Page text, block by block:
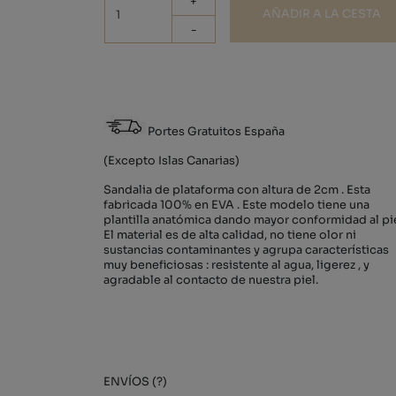
-
AÑADIR A LA CESTA
Portes Gratuitos España
(Excepto Islas Canarias)
Sandalia de plataforma con altura de 2cm . Esta
fabricada 100% en EVA . Este modelo tiene una
plantilla anatómica dando mayor conformidad al
El material es de alta calidad, no tiene olor ni
sustancias contaminantes y agrupa características
muy beneficiosas : resistente al agua, ligerez , y
agradable al contacto de nuestra piel.
ENVÍOS (?)